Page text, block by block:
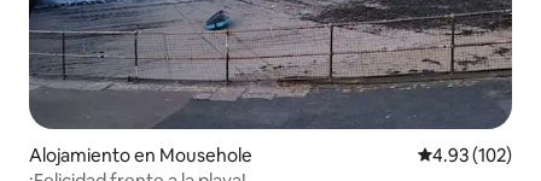
Alojamiento en Mousehole Calificación
4.93 (102)